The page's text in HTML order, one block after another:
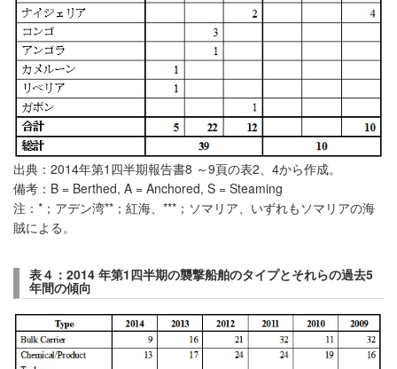
出典：2014年第1四半期報告書8 ～9頁の表2、4から作成。
備考：B = Berthed, A = Anchored, S = Steaming
注：*；アデン湾**；紅海、***；ソマリア、いずれもソマリアの海
賊による。
表４：2014 年第1四半期の襲撃船舶のタイプとそれらの過去5
年間の傾向